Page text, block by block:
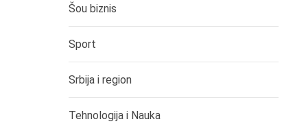
Šou biznis
Sport
Srbija i region
Tehnologija i Nauka